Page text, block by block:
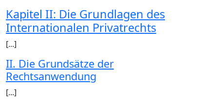
Kapitel II: Die Grundlagen des
Internationalen Privatrechts
[...]
II. Die Grundsätze der
Rechtsanwendung
[...]